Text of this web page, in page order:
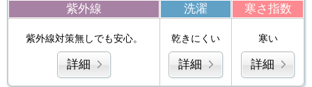
紫外線 洗濯 寒さ指数
紫外線対策無しでも安心。
詳細
乾きにくい
詳細
寒い
詳細